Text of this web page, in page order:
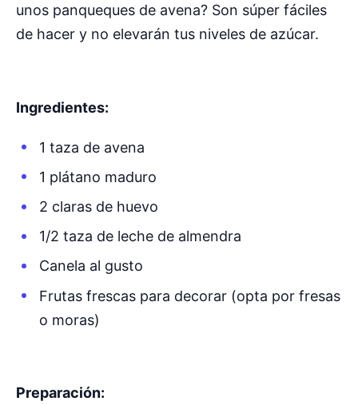
unos panqueques de avena? Son súper fáciles
de hacer y no elevarán tus niveles de azúcar.
Ingredientes:
1 taza de avena
1 plátano maduro
2 claras de huevo
1/2 taza de leche de almendra
Canela al gusto
Frutas frescas para decorar (opta por fresas
o moras)
Preparación: